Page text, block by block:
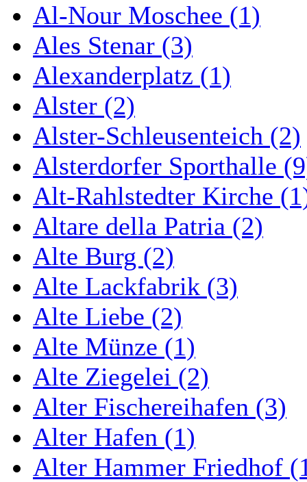
Al-Nour Moschee (1)
Ales Stenar (3)
Alexanderplatz (1)
Alster (2)
Alster-Schleusenteich (2)
Alsterdorfer Sporthalle
Alt-Rahlstedter Kirche
Altare della Patria (2)
Alte Burg (2)
Alte Lackfabrik (3)
Alte Liebe (2)
Alte Münze (1)
Alte Ziegelei (2)
Alter Fischereihafen (3)
Alter Hafen (1)
Alter Hammer Friedhof